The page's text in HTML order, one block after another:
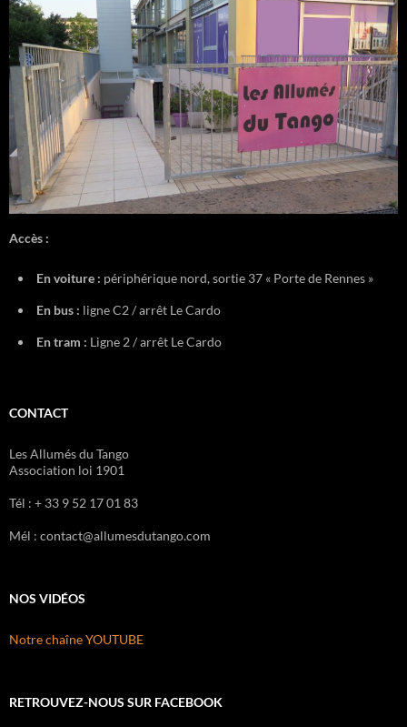
Accès :
En voiture : périphérique nord, sortie 37 « Porte de Rennes »
En bus : ligne C2 / arrêt Le Cardo
En tram : Ligne 2 / arrêt Le Cardo
CONTACT
Les Allumés du Tango
Association loi 1901
Tél : + 33 9 52 17 01 83
Mél : contact@allumesdutango.com
NOS VIDÉOS
Notre chaîne YOUTUBE
RETROUVEZ-NOUS SUR FACEBOOK